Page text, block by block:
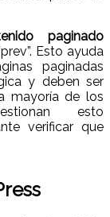
paginado
Esto ayuda
paginadas
y deben ser
mayoría de los
esto
verificar que